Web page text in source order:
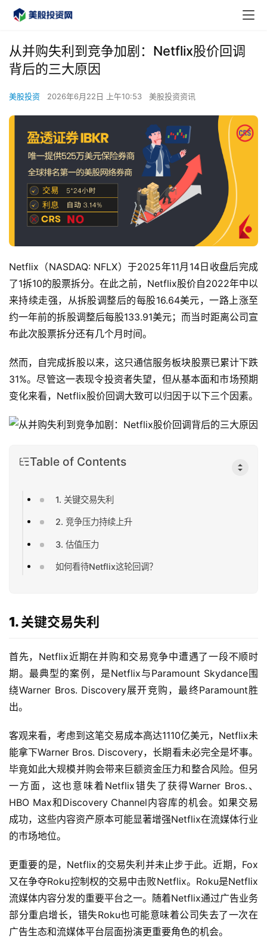
从并购失利到竞争加剧：Netflix股价回调
背后的三大原因
美股投资 2026年6月22日 上午10:53 美股投资资讯
Netflix（NASDAQ: NFLX）于2025年11月14日收盘后完成
了1拆10的股票拆分。在此之前，Netflix股价自2022年中以
来持续走强，从拆股调整后的每股16.64美元，一路上涨至
约一年前的拆股调整后每股133.91美元；而当时距离公司宣
布此次股票拆分还有几个月时间。
然而，自完成拆股以来，这只通信服务板块股票已累计下跌
31%。尽管这一表现令投资者失望，但从基本面和市场预期
变化来看，Netflix股价回调大致可以归因于以下三个因素。
Table of Contents
1. 关键交易失利
2. 竞争压力持续上升
3. 估值压力
如何看待Netflix这轮回调？
1. 关键交易失利
首先，Netflix近期在并购和交易竞争中遭遇了一段不顺时
期。最典型的案例，是Netflix与Paramount Skydance围
绕Warner Bros. Discovery展开竞购，最终Paramount胜
出。
客观来看，考虑到这笔交易成本高达1110亿美元，Netflix未
能拿下Warner Bros. Discovery，长期看未必完全是坏事。
毕竟如此大规模并购会带来巨额资金压力和整合风险。但另
一方面，这也意味着Netflix错失了获得Warner Bros.、
HBO Max和Discovery Channel内容库的机会。如果交易
成功，这些内容资产原本可能显著增强Netflix在流媒体行业
的市场地位。
更重要的是，Netflix的交易失利并未止步于此。近期，Fox
又在争夺Roku控制权的交易中击败Netflix。Roku是Netflix
流媒体内容分发的重要平台之一。随着Netflix通过广告业务
部分重启增长，错失Roku也可能意味着公司失去了一次在
广告生态和流媒体平台层面扮演更重要角色的机会。